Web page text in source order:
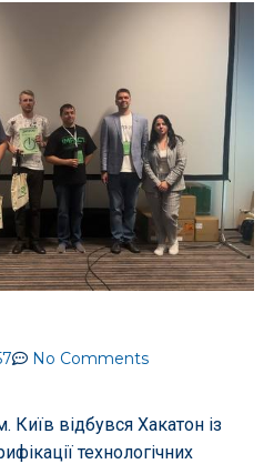
No Comments
Київ відбувся Хакатон із
технологічних